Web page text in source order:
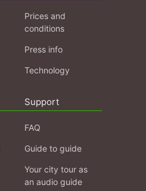
Prices and
conditions
Press info
Technology
Support
FAQ
Guide to guide
Your city tour as
an audio guide